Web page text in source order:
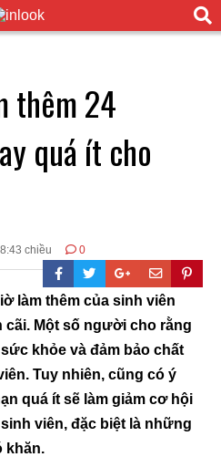
thêm 24
quá ít cho
chiều 0
làm thêm của sinh viên
cãi. Một số người cho rằng
khỏe và đảm bảo chất
Tuy nhiên, cũng có ý
quá ít sẽ làm giảm cơ hội
viên, đặc biệt là những
khăn.